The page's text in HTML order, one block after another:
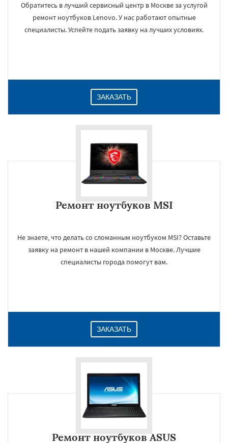
Обратитесь в лучший сервисный центр в Москве за услугой
ремонт ноутбуков Lenovo. У нас работают опытные
специалисты. Успейте подать заявку на лучших условиях.
ЗАКАЗАТЬ
Ремонт ноутбуков MSI
Не знаете, что делать со сломанным ноутбуком MSI? Оставьте
заявку на ремонт в нашей компании в Москве. Лучшие
специалисты города помогут вам.
ЗАКАЗАТЬ
Ремонт ноутбуков ASUS